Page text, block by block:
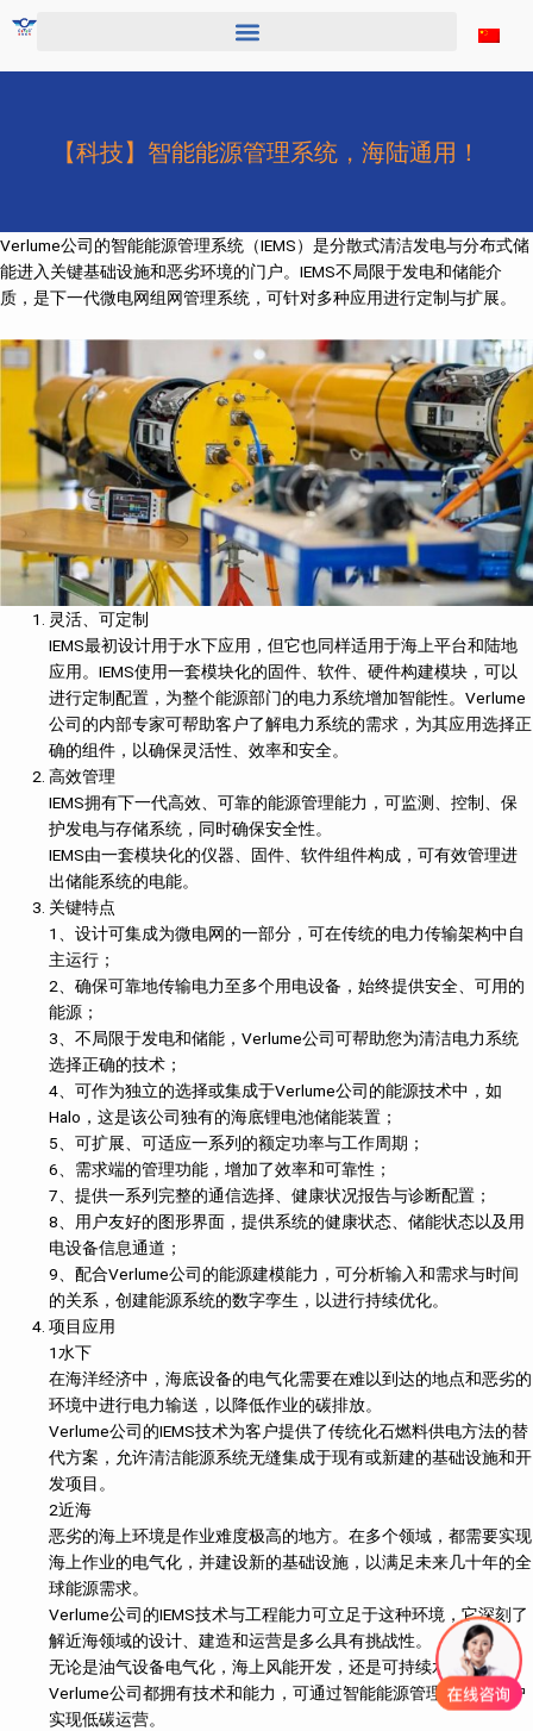
【科技】智能能源管理系统，海陆通用！
Verlume公司的智能能源管理系统（IEMS）是分散式清洁发电与分布式储
能进入关键基础设施和恶劣环境的门户。IEMS不局限于发电和储能介
质，是下一代微电网组网管理系统，可针对多种应用进行定制与扩展。
灵活、可定制
IEMS最初设计用于水下应用，但它也同样适用于海上平台和陆地
应用。IEMS使用一套模块化的固件、软件、硬件构建模块，可以
进行定制配置，为整个能源部门的电力系统增加智能性。Verlume
公司的内部专家可帮助客户了解电力系统的需求，为其应用选择正
确的组件，以确保灵活性、效率和安全。
高效管理
IEMS拥有下一代高效、可靠的能源管理能力，可监测、控制、保
护发电与存储系统，同时确保安全性。
IEMS由一套模块化的仪器、固件、软件组件构成，可有效管理进
出储能系统的电能。
关键特点
1、设计可集成为微电网的一部分，可在传统的电力传输架构中自
主运行；
2、确保可靠地传输电力至多个用电设备，始终提供安全、可用的
能源；
3、不局限于发电和储能，Verlume公司可帮助您为清洁电力系统
选择正确的技术；
4、可作为独立的选择或集成于Verlume公司的能源技术中，如
Halo，这是该公司独有的海底锂电池储能装置；
5、可扩展、可适应一系列的额定功率与工作周期；
6、需求端的管理功能，增加了效率和可靠性；
7、提供一系列完整的通信选择、健康状况报告与诊断配置；
8、用户友好的图形界面，提供系统的健康状态、储能状态以及用
电设备信息通道；
9、配合Verlume公司的能源建模能力，可分析输入和需求与时间
的关系，创建能源系统的数字孪生，以进行持续优化。
项目应用
1水下
在海洋经济中，海底设备的电气化需要在难以到达的地点和恶劣的
环境中进行电力输送，以降低作业的碳排放。
Verlume公司的IEMS技术为客户提供了传统化石燃料供电方法的替
代方案，允许清洁能源系统无缝集成于现有或新建的基础设施和开
发项目。
2近海
恶劣的海上环境是作业难度极高的地方。在多个领域，都需要实现
海上作业的电气化，并建设新的基础设施，以满足未来几十年的全
球能源需求。
Verlume公司的IEMS技术与工程能力可立足于这种环境，它深刻了
解近海领域的设计、建造和运营是多么具有挑战性。
无论是油气设备电气化，海上风能开发，还是可持续水产养殖，
Verlume公司都拥有技术和能力，可通过智能能源管理，帮助客户
实现低碳运营。